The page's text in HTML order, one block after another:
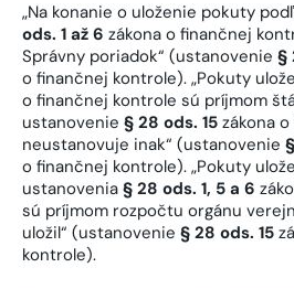
„Na konanie o uloženie pokuty
ods. 1 až 6 zákona o finančnej
Správny poriadok“ (ustanovenie §
o finančnej kontrole). „Pokuty
o finančnej kontrole sú príjmom
ustanovenie § 28 ods. 15 zákona
neustanovuje inak“ (ustanovenie
o finančnej kontrole). „Pokuty
ustanovenia § 28 ods. 1, 5 a 6
sú príjmom rozpočtu orgánu
uložil“ (ustanovenie § 28 ods. 15
kontrole).